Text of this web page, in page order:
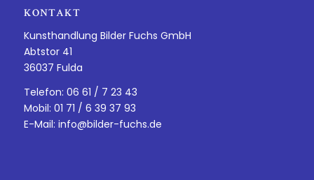
KONTAKT
Kunsthandlung Bilder Fuchs GmbH
Abtstor 41
36037 Fulda
Telefon: 06 61 / 7 23 43
Mobil: 01 71 / 6 39 37 93
E-Mail: info@bilder-fuchs.de